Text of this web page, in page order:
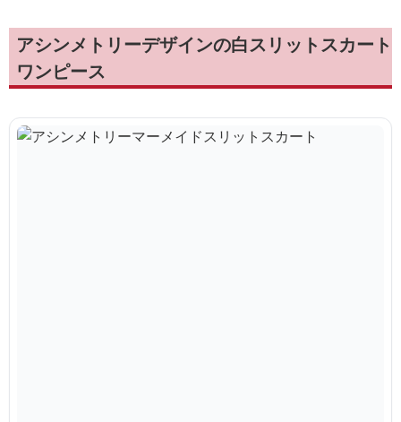
アシンメトリーデザインの白スリットスカート
ワンピース